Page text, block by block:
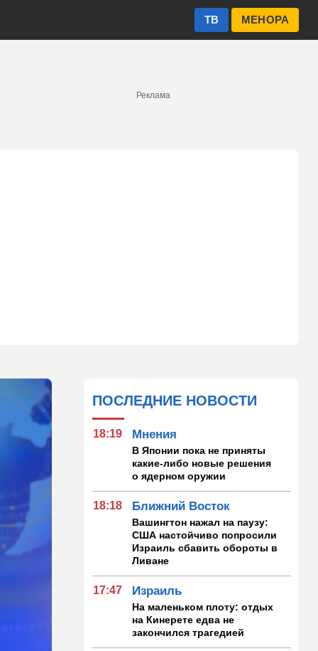
МЕНОРА
ТВ
Реклама
ПОСЛЕДНИЕ НОВОСТИ
18:19 Мнения
В Японии пока не приняты
какие-либо новые решения
о ядерном оружии
18:18 Ближний Восток
Вашингтон нажал на паузу:
США настойчиво попросили
Израиль сбавить обороты в
Ливане
17:47 Израиль
На маленьком плоту: отдых
на Кинерете едва не
закончился трагедией